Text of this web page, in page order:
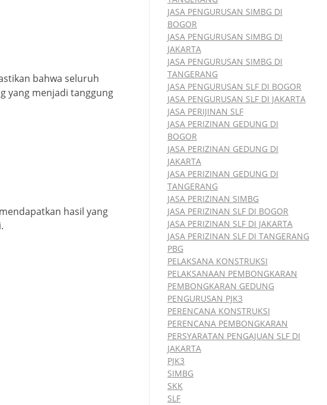
bahwa seluruh
yang menjadi tanggung
hasil yang
JASA PENGURUSAN SIMBG DI
BOGOR
JASA PENGURUSAN SIMBG DI
JAKARTA
JASA PENGURUSAN SIMBG DI
TANGERANG
JASA PENGURUSAN SLF DI BOGOR
JASA PENGURUSAN SLF DI JAKARTA
JASA PERIJINAN SLF
JASA PERIZINAN GEDUNG DI
BOGOR
JASA PERIZINAN GEDUNG DI
JAKARTA
JASA PERIZINAN GEDUNG DI
TANGERANG
JASA PERIZINAN SIMBG
JASA PERIZINAN SLF DI BOGOR
JASA PERIZINAN SLF DI JAKARTA
JASA PERIZINAN SLF DI TANGERANG
PBG
PELAKSANA KONSTRUKSI
PELAKSANAAN PEMBONGKARAN
PEMBONGKARAN GEDUNG
PENGURUSAN PJK3
PERENCANA KONSTRUKSI
PERENCANA PEMBONGKARAN
PERSYARATAN PENGAJUAN SLF DI
JAKARTA
PJK3
SIMBG
SKK
SLF